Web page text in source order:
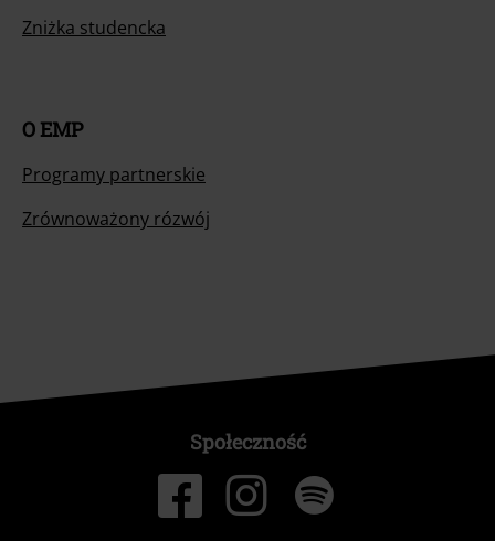
Zniżka studencka
O EMP
Programy partnerskie
Zrównoważony rózwój
Społeczność